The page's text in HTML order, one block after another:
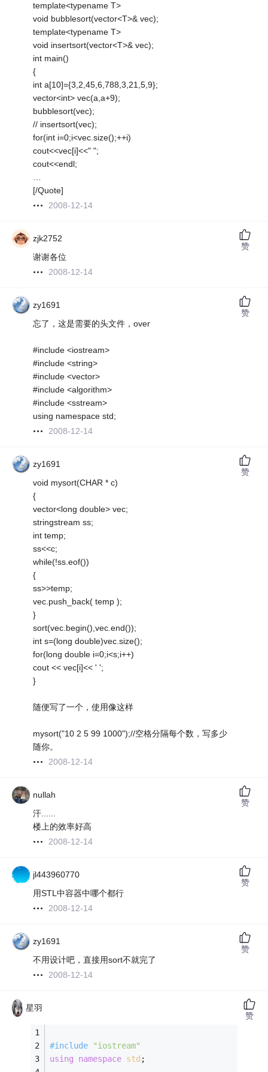
template<typename T>
void bubblesort(vector<T>& vec);
template<typename T>
void insertsort(vector<T>& vec);
int main()
{
int a[10]={3,2,45,6,788,3,21,5,9};
vector<int> vec(a,a+9);
bubblesort(vec);
// insertsort(vec);
for(int i=0;i<vec.size();++i)
cout<<vec[i]<<" ";
cout<<endl;
…
[/Quote]
2008-12-14
zjk2752
谢谢各位
2008-12-14
赞
zy1691
忘了，这是需要的头文件，over
#include <iostream>
#include <string>
#include <vector>
#include <algorithm>
#include <sstream>
using namespace std;
2008-12-14
赞
zy1691
void mysort(CHAR * c)
{
vector<long double> vec;
stringstream ss;
int temp;
ss<<c;
while(!ss.eof())
{
ss>>temp;
vec.push_back( temp );
}
sort(vec.begin(),vec.end());
int s=(long double)vec.size();
for(long double i=0;i<s;i++)
cout << vec[i]<< ' ';
}
随便写了一个，使用像这样
mysort("10 2 5 99 1000");//空格分隔每个数，写多少
随你。
2008-12-14
赞
nullah
汗......
楼上的效率好高
2008-12-14
赞
jl443960770
用STL中容器中哪个都行
2008-12-14
赞
zy1691
不用设计吧，直接用sort不就完了
2008-12-14
赞
星羽
#include
"iostream"
using
namespace std ;
赞